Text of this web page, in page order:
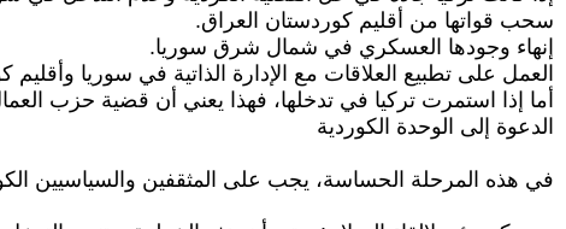
سحب قواتها من أقليم كوردستان العراق.
إنهاء وجودها العسكري في شمال شرق سوريا.
العمل على تطبيع العلاقات مع الإدارة الذاتية في سوريا وأقليم
أما إذا استمرت تركيا في تدخلها، فهذا يعني أن قضية حزب
الدعوة إلى الوحدة الكوردية
في هذه المرحلة الحساسة، يجب على المثقفين والسياسيين